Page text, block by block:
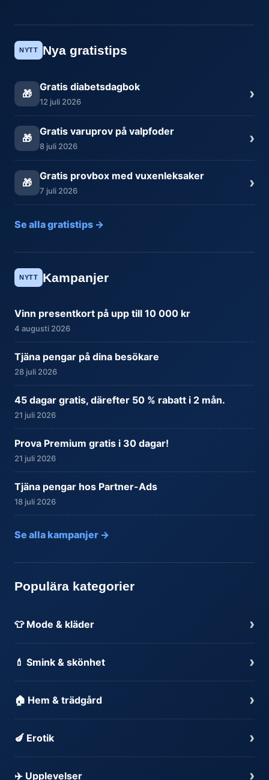
NYTT Nya gratistips
🎁
Gratis diabetsdagbok
12 juli 2026 ›
🎁
Gratis varuprov på valpfoder
8 juli 2026 ›
🎁
Gratis provbox med vuxenleksaker
7 juli 2026 ›
Se alla gratistips →
NYTT Kampanjer
Vinn presentkort på upp till 10 000 kr
4 augusti 2026
Tjäna pengar på dina besökare
28 juli 2026
45 dagar gratis, därefter 50 % rabatt i 2 mån.
21 juli 2026
Prova Premium gratis i 30 dagar!
21 juli 2026
Tjäna pengar hos Partner-Ads
18 juli 2026
Se alla kampanjer →
Populära kategorier
👕 Mode & kläder ›
💄 Smink & skönhet ›
🏠 Hem & trädgård ›
🍆 Erotik ›
✈️ Upplevelser ›